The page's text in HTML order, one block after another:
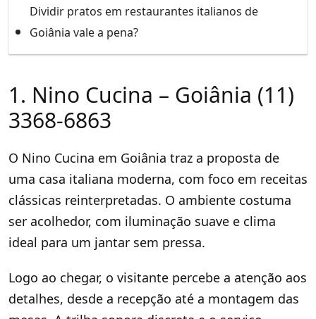
Dividir pratos em restaurantes italianos de
Goiânia vale a pena?
1. Nino Cucina – Goiânia (11)
3368-6863
O Nino Cucina em Goiânia traz a proposta de
uma casa italiana moderna, com foco em receitas
clássicas reinterpretadas. O ambiente costuma
ser acolhedor, com iluminação suave e clima
ideal para um jantar sem pressa.
Logo ao chegar, o visitante percebe a atenção aos
detalhes, desde a recepção até a montagem das